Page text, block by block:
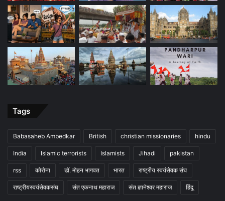
Tags
Babasaheb Ambedkar British christian missionaries hindu
India Islamic terrorists Islamists Jihadi pakistan
rss कोरोना डॉ. मोहन भागवत भारत राष्ट्रीय स्वयंसेवक संघ
राष्ट्रीयस्वयंसेवकसंघ संत एकनाथ महाराज संत ज्ञानेश्वर महाराज हिंदू